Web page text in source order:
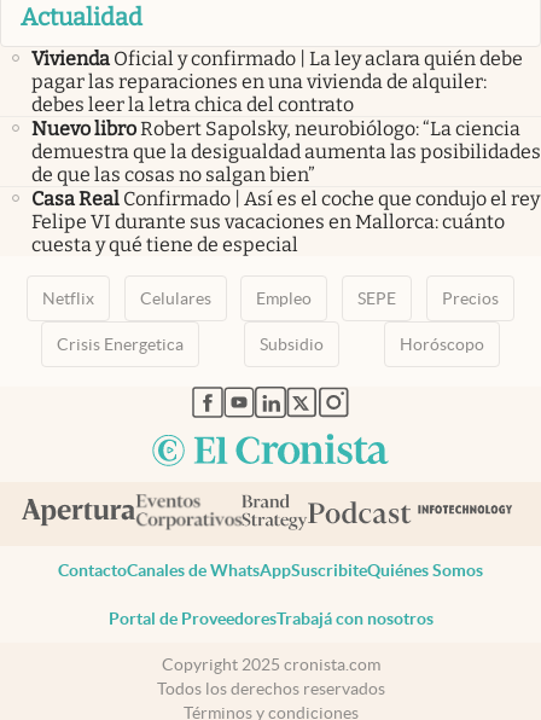
Actualidad
Vivienda Oficial y confirmado | La ley aclara quién debe
pagar las reparaciones en una vivienda de alquiler:
debes leer la letra chica del contrato
Nuevo libroRobert Sapolsky, neurobiólogo: “La ciencia
demuestra que la desigualdad aumenta las posibilidades
de que las cosas no salgan bien”
Casa Real Confirmado | Así es el coche que condujo el rey
Felipe VI durante sus vacaciones en Mallorca: cuánto
cuesta y qué tiene de especial
Netflix Celulares Empleo SEPE Precios
Crisis Energetica Subsidio Horóscopo
abre en nueva pestaña
abre en nueva pestaña
abre en nueva pestaña
abre en nueva pestaña
abre en nueva pestaña
ContactoCanales de WhatsAppSuscribiteQuiénes Somos
Portal de ProveedoresTrabajá con nosotros
Copyright 2025 cronista.com
Todos los derechos reservados
Términos y condiciones